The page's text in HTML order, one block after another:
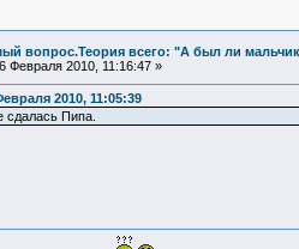
вопрос.Теория всего: "А был ли
Февраля 2010, 11:16:47 »
2010, 11:05:39
сдалась Пипа.